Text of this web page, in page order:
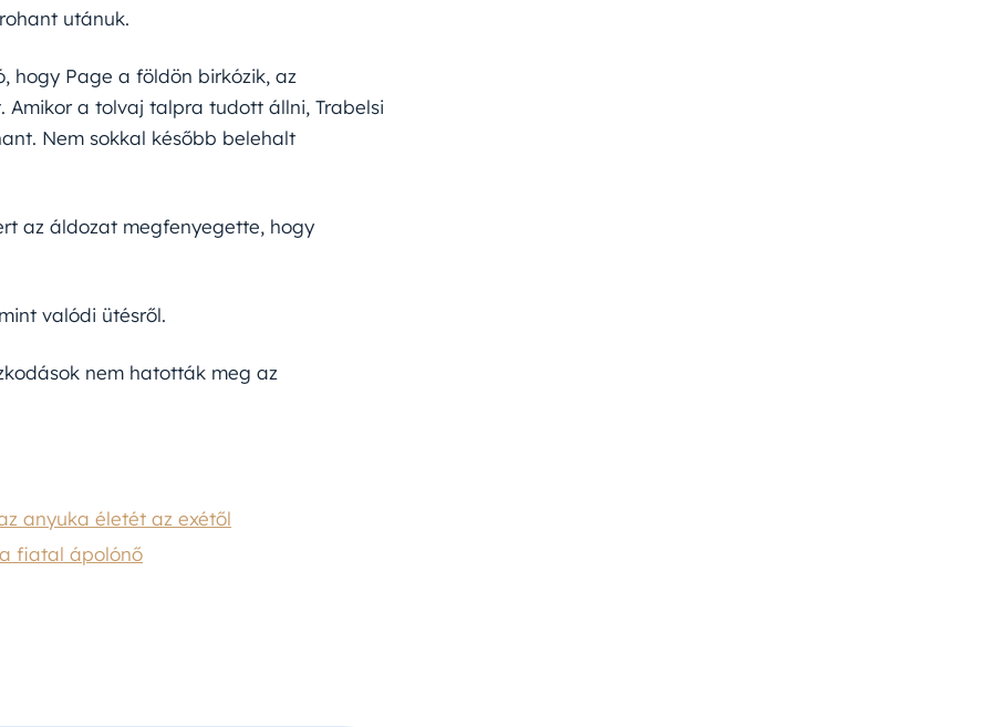
utánuk.
hogy Page a földön birkózik, az
Amikor a tolvaj talpra tudott állni, Trabelsi
Nem sokkal később belehalt
az áldozat megfenyegette, hogy
valódi ütésről.
nem hatották meg az
anyuka életét az exétől
fiatal ápolónő